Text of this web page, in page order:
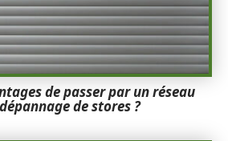
de passer par un réseau
de stores ?